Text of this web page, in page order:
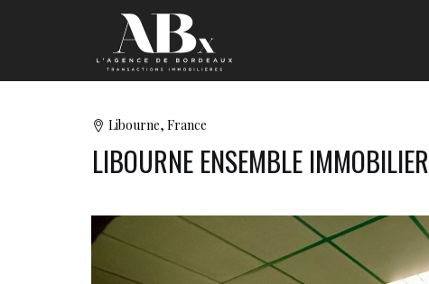
Libourne, France
LIBOURNE ENSEMBLE IMMOBILIER